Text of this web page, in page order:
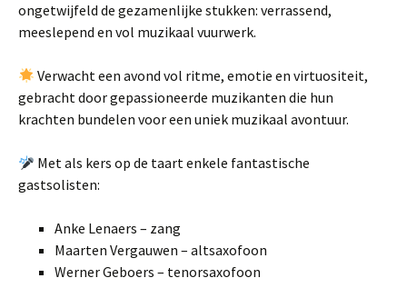
ongetwijfeld de gezamenlijke stukken: verrassend,
meeslepend en vol muzikaal vuurwerk.
Verwacht een avond vol ritme, emotie en virtuositeit,
gebracht door gepassioneerde muzikanten die hun
krachten bundelen voor een uniek muzikaal avontuur.
Met als kers op de taart enkele fantastische
gastsolisten:
Anke Lenaers – zang
Maarten Vergauwen – altsaxofoon
Werner Geboers – tenorsaxofoon